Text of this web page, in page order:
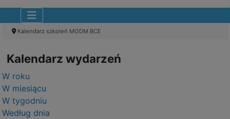
Kalendarz szkoleń MODM BCE
Kalendarz wydarzeń
W roku
W miesiącu
W tygodniu
Według dnia